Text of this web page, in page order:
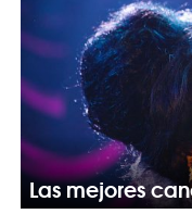
Las mejores